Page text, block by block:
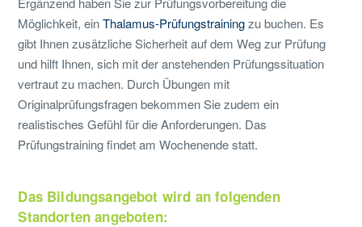
Möglichkeit, einThalamus-Prüfungstrainingzu buchen. Es
gibt Ihnen zusätzliche Sicherheit auf dem Weg zur Prüfung
und hilft Ihnen, sich mit der anstehenden Prüfungssituation
vertraut zu machen. Durch Übungen mit
Originalprüfungsfragen bekommen Sie zudem ein
realistisches Gefühl für die Anforderungen. Das
Prüfungstraining findet am Wochenende statt.
Das Bildungsangebot wird an folgenden
Standorten angeboten: